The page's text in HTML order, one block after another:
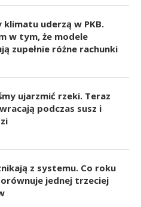
klimatu uderzą w PKB.
w tym, że modele
zupełnie różne rachunki
ujarzmić rzeki. Teraz
podczas susz i
z systemu. Co roku
jednej trzeciej